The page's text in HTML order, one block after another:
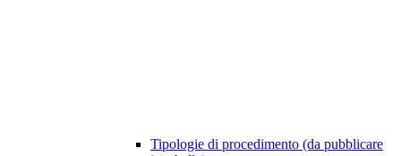
Tipologie di procedimento (da pubblicare